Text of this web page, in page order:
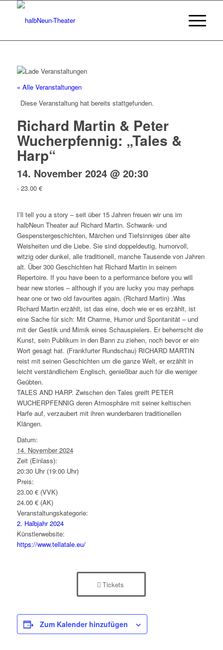
« Alle Veranstaltungen
Diese Veranstaltung hat bereits stattgefunden.
Richard Martin & Peter
Wucherpfennig: „Tales &
Harp“
14. November 2024 @ 20:30
- 23.00 €
I’ll tell you a story – seit über 15 Jahren freuen wir uns im
halbNeun Theater auf Richard Martin. Schwank- und
Gespenstergeschichten, Märchen und Tiefsinniges über alte
Weisheiten und die Liebe. Sie sind doppeldeutig, humorvoll,
witzig oder dunkel, alle traditionell, manche Tausende von Jahren
alt. Über 300 Geschichten hat Richard Martin in seinem
Repertoire. If you have been to a performance before you will
hear new stories – although if you are lucky you may perhaps
hear one or two old favourites again. (Richard Martin) .Was
Richard Martin erzählt, ist das eine, doch wie er es erzählt, ist
eine Sache für sich: Mit Charme, Humor und Spontanität – und
mit der Gestik und Mimik eines Schauspielers. Er beherrscht die
Kunst, sein Publikum in den Bann zu ziehen, noch bevor er ein
Wort gesagt hat. (Frankfurter Rundschau) RICHARD MARTIN
reist mit seinen Geschichten um die ganze Welt, er erzählt in
leicht verständlichem Englisch, genießbar auch für die weniger
Geübten.
TALES AND HARP. Zwischen den Tales greift PETER
WUCHERPFENNIG deren Atmosphäre mit seiner keltischen
Harfe auf, verzaubert mit ihren wunderbaren traditionellen
Klängen.
Datum:
14. November 2024
Zeit (Einlass):
20:30 Uhr (19:00 Uhr)
Preis:
23.00 € (VVK)
24.00 € (AK)
Veranstaltungskategorie:
2. Halbjahr 2024
Künstlerwebsite:
https://www.tellatale.eu/
Tickets
Zum Kalender hinzufügen